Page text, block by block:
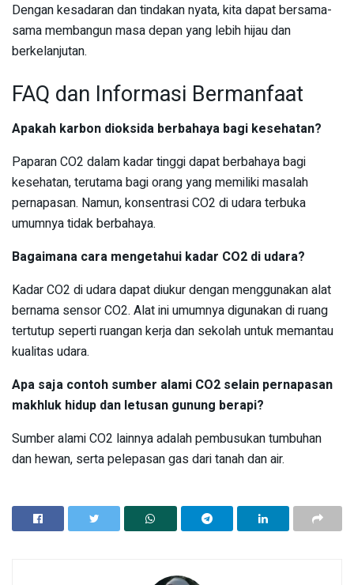
Dengan kesadaran dan tindakan nyata, kita dapat bersama-
sama membangun masa depan yang lebih hijau dan
berkelanjutan.
FAQ dan Informasi Bermanfaat
Apakah karbon dioksida berbahaya bagi kesehatan?
Paparan CO2 dalam kadar tinggi dapat berbahaya bagi
kesehatan, terutama bagi orang yang memiliki masalah
pernapasan. Namun, konsentrasi CO2 di udara terbuka
umumnya tidak berbahaya.
Bagaimana cara mengetahui kadar CO2 di udara?
Kadar CO2 di udara dapat diukur dengan menggunakan alat
bernama sensor CO2. Alat ini umumnya digunakan di ruang
tertutup seperti ruangan kerja dan sekolah untuk memantau
kualitas udara.
Apa saja contoh sumber alami CO2 selain pernapasan
makhluk hidup dan letusan gunung berapi?
Sumber alami CO2 lainnya adalah pembusukan tumbuhan
dan hewan, serta pelepasan gas dari tanah dan air.